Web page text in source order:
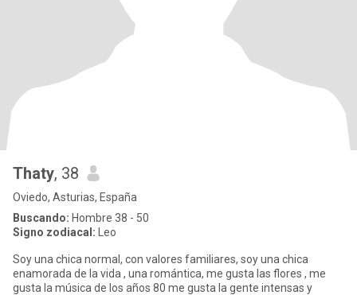
Thaty, 38
Oviedo, Asturias, España
Buscando: Hombre 38 - 50
Signo zodiacal: Leo
Soy una chica normal, con valores familiares, soy una chica
enamorada de la vida , una romántica, me gusta las flores , me
gusta la música de los años 80 me gusta la gente intensas y